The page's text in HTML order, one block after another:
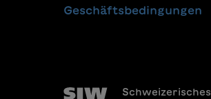
Geschäftsbedingungen
Schweizerisches